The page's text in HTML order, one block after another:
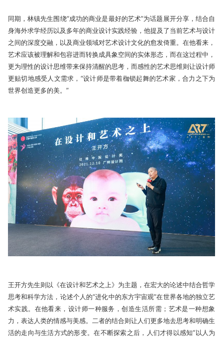
同期，林镇先生围绕“成功的商业是最好的艺术”为话题展开分享，结合自
身海外求学经历以及多年的商业设计实践经验，他提及了当前艺术与设计
之间的深度交融，以及商业领域对艺术设计文化的愈发倚重。在他看来，
艺术应该被理解和包容进而转换成具象空间的实体形态，而在这过程中，
更为理性的设计思维带来保持清醒的思考，而感性的艺术思维则让设计师
更贴切地感受人文需求，“设计师是带着枷锁起舞的艺术家，合力之下为
世界创造更多的美。”
王开方先生则以《在设计和艺术之上》为主题，在宏大的论述中结合哲学
思考和科学方法，论述个人的“进化中的东方宇宙观”在世界各地的独立艺
术实践。在他看来，设计师一种服务，创造生活所需；艺术是一种想象
力，表达人类的情感与美感。二者的结合则让人们更多地去思考和明确生
活的走向与生活方式的形变。在不断探索之后，人们才得以感知“以人为